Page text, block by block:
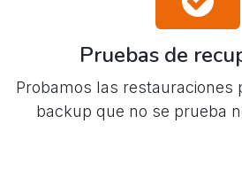
Pruebas de
Probamos las restauraciones
backup que no se prueba